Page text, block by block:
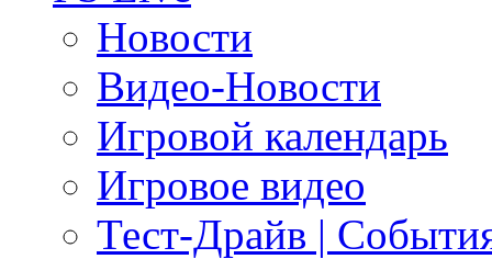
Новости
Видео-Новости
Игровой календарь
Игровое видео
Тест-Драйв |